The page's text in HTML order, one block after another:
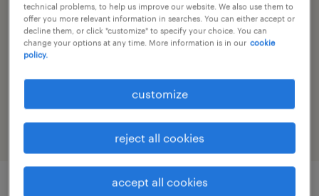
permanent
job category
technical problems, to help us improve our website. We also use them to
offer you more relevant information in searches. You can either accept or
decline them, or click "customize" to specify your choice. You can
change your options at any time. More information is in our cookie
policy.
customize
reject all cookies
accept all cookies